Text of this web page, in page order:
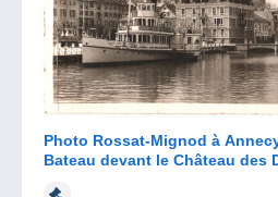
Photo Rossat-Mignod à
Bateau devant le Château des